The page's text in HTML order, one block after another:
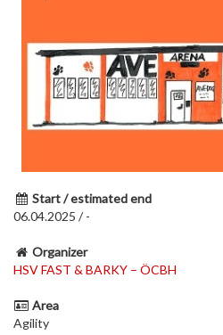
Start / estimated end
06.04.2025 / -
Organizer
HSV FAST & BARKY – ÖCBH
Area
Agility